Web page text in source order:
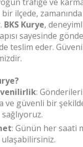
bir ilçede,
BKS Kurye,
sayesinde
teslim eder.
:
ve güvenli bir
: Günün her saati